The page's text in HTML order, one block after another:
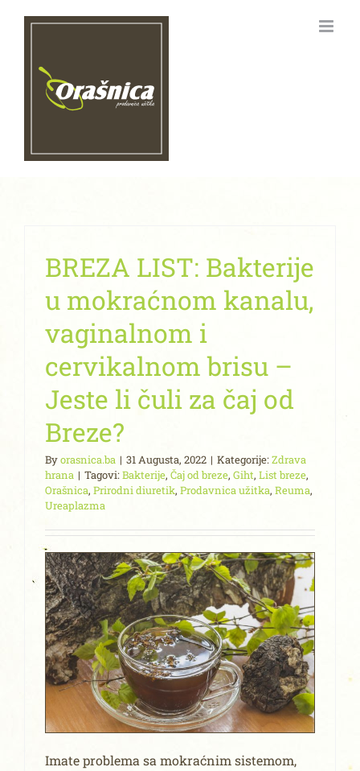
BREZA LIST: Bakterije
u mokraćnom kanalu,
vaginalnom i
cervikalnom brisu –
Jeste li čuli za čaj od
Breze?
Byorasnica.ba | 31 Augusta, 2022 | Kategorije:Zdrava
hrana | Tagovi:Bakterije, Čaj od breze, Giht, List breze,
Orašnica, Prirodni diuretik, Prodavnica užitka, Reuma,
Ureaplazma
Imate problema sa mokraćnim sistemom,